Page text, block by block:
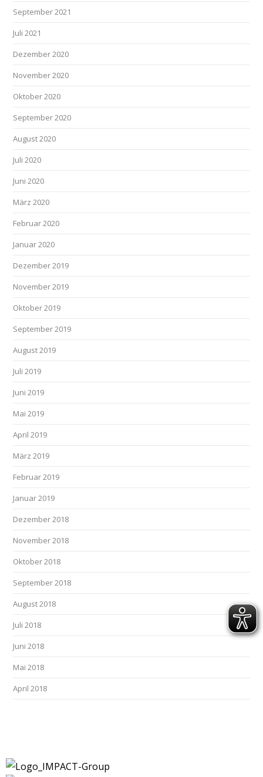
September 2021
Juli 2021
Dezember 2020
November 2020
Oktober 2020
September 2020
August 2020
Juli 2020
Juni 2020
März 2020
Februar 2020
Januar 2020
Dezember 2019
November 2019
Oktober 2019
September 2019
August 2019
Juli 2019
Juni 2019
Mai 2019
April 2019
März 2019
Februar 2019
Januar 2019
Dezember 2018
November 2018
Oktober 2018
September 2018
August 2018
Juli 2018
Juni 2018
Mai 2018
April 2018